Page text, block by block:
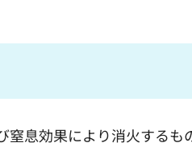
窒息効果により消火するも